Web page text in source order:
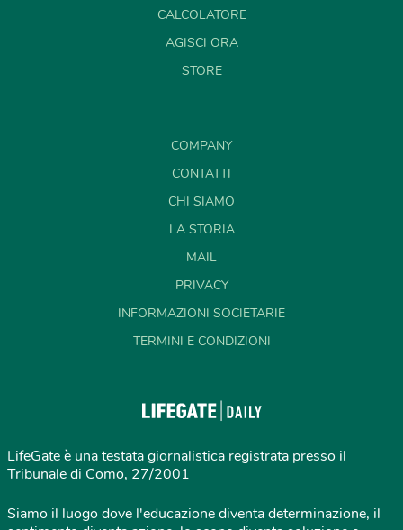
CALCOLATORE
AGISCI ORA
STORE
COMPANY
CONTATTI
CHI SIAMO
LA STORIA
MAIL
PRIVACY
INFORMAZIONI SOCIETARIE
TERMINI E CONDIZIONI
LifeGate è una testata giornalistica registrata presso il
Tribunale di Como, 27/2001
Siamo il luogo dove l'educazione diventa determinazione, il